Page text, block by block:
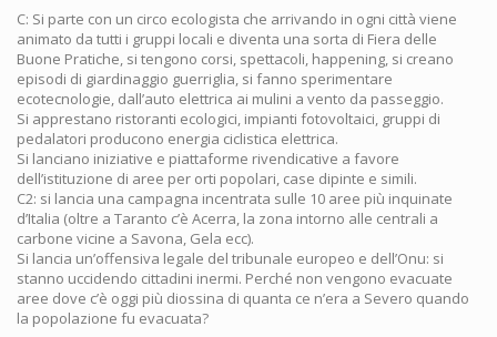
C: Si parte con un circo ecologista che arrivando in ogni città viene
animato da tutti i gruppi locali e diventa una sorta di Fiera delle
Buone Pratiche, si tengono corsi, spettacoli, happening, si creano
episodi di giardinaggio guerriglia, si fanno sperimentare
ecotecnologie, dall’auto elettrica ai mulini a vento da passeggio.
Si apprestano ristoranti ecologici, impianti fotovoltaici, gruppi di
pedalatori producono energia ciclistica elettrica.
Si lanciano iniziative e piattaforme rivendicative a favore
dell’istituzione di aree per orti popolari, case dipinte e simili.
C2: si lancia una campagna incentrata sulle 10 aree più inquinate
d’Italia (oltre a Taranto c’è Acerra, la zona intorno alle centrali a
carbone vicine a Savona, Gela ecc).
Si lancia un’offensiva legale del tribunale europeo e dell’Onu: si
stanno uccidendo cittadini inermi. Perché non vengono evacuate
aree dove c’è oggi più diossina di quanta ce n’era a Severo quando
la popolazione fu evacuata?